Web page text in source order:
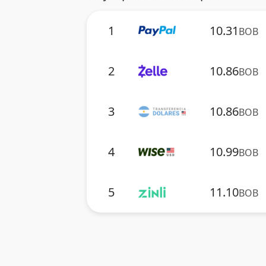
1 10.31 BOB
2 10.86BOB
3 10.86BOB
4 10.99BOB
5 11.10BOB